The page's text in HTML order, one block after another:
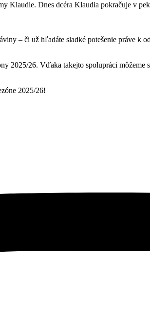
Klaudie. Dnes dcéra Klaudia pokračuje v
– či už hľadáte sladké potešenie práve k
2025/26. Vďaka takejto spolupráci
2025/26!